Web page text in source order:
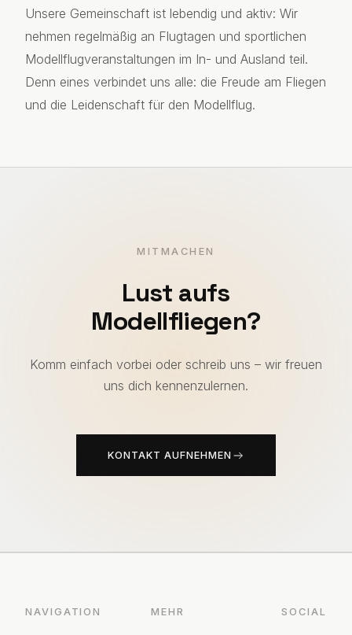
Unsere Gemeinschaft ist lebendig und aktiv: Wir
nehmen regelmäßig an Flugtagen und sportlichen
Modellflugveranstaltungen im In- und Ausland teil.
Denn eines verbindet uns alle: die Freude am Fliegen
und die Leidenschaft für den Modellflug.
MITMACHEN
Lust aufs
Modellfliegen?
Komm einfach vorbei oder schreib uns – wir freuen
uns dich kennenzulernen.
KONTAKT AUFNEHMEN
NAVIGATION MEHR SOCIAL